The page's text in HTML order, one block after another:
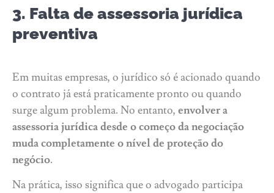
3. Falta de assessoria jurídica
preventiva
Em muitas empresas, o jurídico só é acionado quando
o contrato já está praticamente pronto ou quando
surge algum problema. No entanto, envolver a
assessoria jurídica desde o começo da negociação
muda completamente o nível de proteção do
negócio.
Na prática, isso significa que o advogado participa